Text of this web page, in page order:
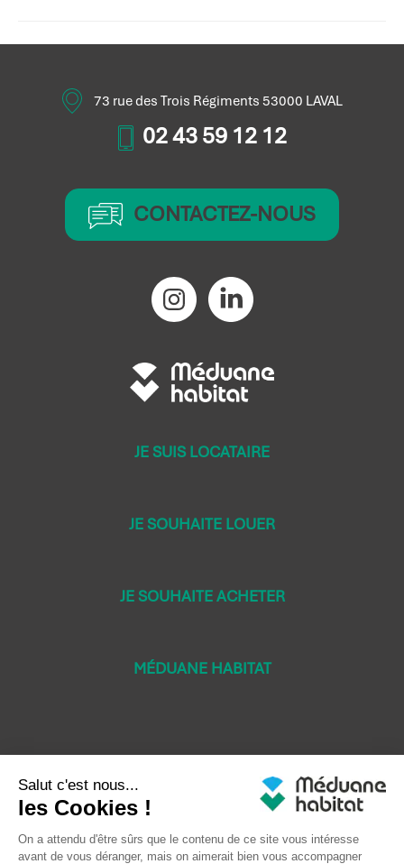
73 rue des Trois Régiments 53000 LAVAL
02 43 59 12 12
CONTACTEZ-NOUS
JE SUIS LOCATAIRE
JE SOUHAITE LOUER
JE SOUHAITE ACHETER
MÉDUANE HABITAT
Crédits LEB Communication